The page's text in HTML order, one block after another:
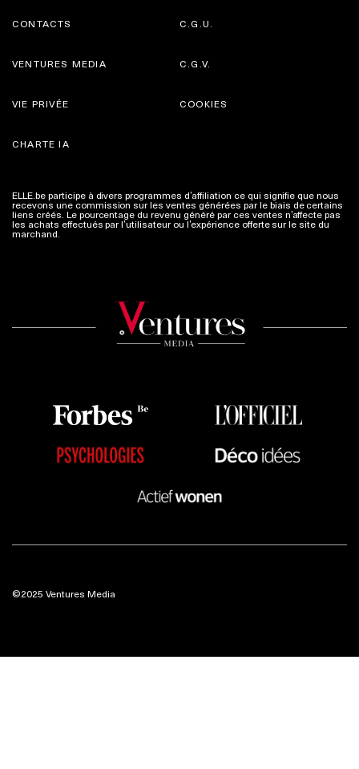
CONTACTS
VENTURES MEDIA
C.G.U.
C.G.V.
VIE PRIVÉE
CHARTE IA
COOKIES
ELLE.be participe à divers programmes d’affiliation ce qui signifie que nous
recevons une commission sur les ventes générées par le biais de certains
liens créés. Le pourcentage du revenu généré par ces ventes n’affecte pas
les achats effectués par l’utilisateur ou l’expérience offerte sur le site du
marchand. Plus d'infos
©2025 Ventures Media